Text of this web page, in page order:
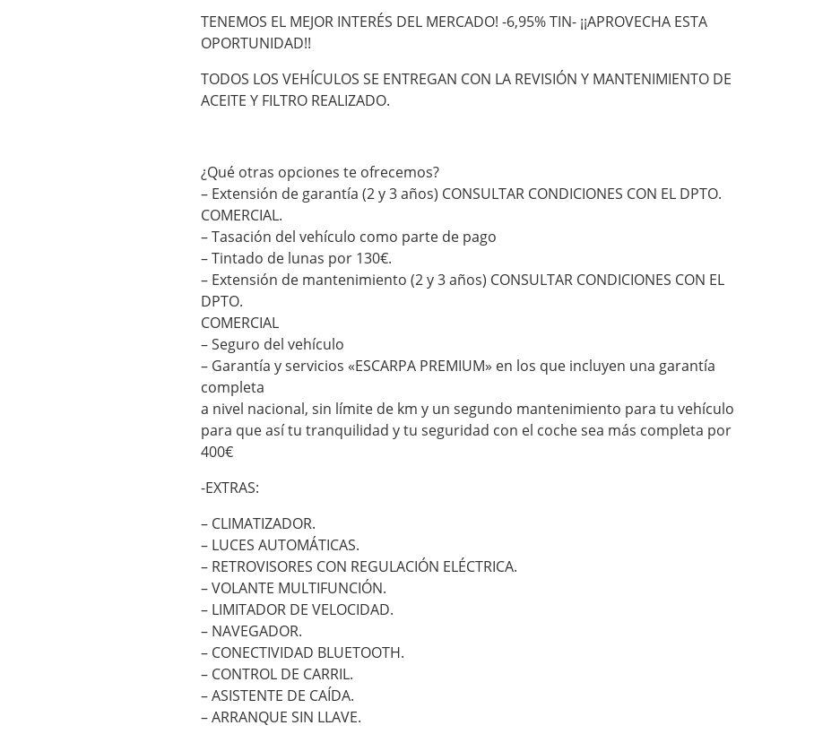
TENEMOS EL MEJOR INTERÉS DEL MERCADO! -6,95% TIN- ¡¡APROVECHA ESTA
OPORTUNIDAD!!
TODOS LOS VEHÍCULOS SE ENTREGAN CON LA REVISIÓN Y MANTENIMIENTO DE
ACEITE Y FILTRO REALIZADO.
¿Qué otras opciones te ofrecemos?
– Extensión de garantía (2 y 3 años) CONSULTAR CONDICIONES CON EL DPTO.
COMERCIAL.
– Tasación del vehículo como parte de pago
– Tintado de lunas por 130€.
– Extensión de mantenimiento (2 y 3 años) CONSULTAR CONDICIONES CON EL
DPTO.
COMERCIAL
– Seguro del vehículo
– Garantía y servicios «ESCARPA PREMIUM» en los que incluyen una garantía
completa
a nivel nacional, sin límite de km y un segundo mantenimiento para tu vehículo
para que así tu tranquilidad y tu seguridad con el coche sea más completa por
400€
-EXTRAS:
– CLIMATIZADOR.
– LUCES AUTOMÁTICAS.
– RETROVISORES CON REGULACIÓN ELÉCTRICA.
– VOLANTE MULTIFUNCIÓN.
– LIMITADOR DE VELOCIDAD.
– NAVEGADOR.
– CONECTIVIDAD BLUETOOTH.
– CONTROL DE CARRIL.
– ASISTENTE DE CAÍDA.
– ARRANQUE SIN LLAVE.